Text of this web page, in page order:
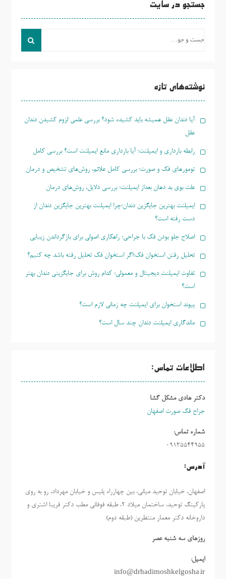
جستجو در سایت
نوشته‌های تازه
آیا دندان عقل همیشه باید کشیده شود؟ بررسی علمی لزوم کشیدن دندان
عقل
رابطه بارداری و ایمپلنت؛ آیا بارداری مانع ایمپلنت است؟ بررسی کامل
تومورهای فک و صورت؛ بررسی کامل علائم، روش‌های تشخیص و درمان
علت بوی بد دهان بعداز ایمپلنت؛ بررسی دلایل، روش‌های درمان
ایمپلنت بهترین جایگزین دندان؛چرا ایمپلنت بهترین جایگزین دندان از
دست رفته است؟
اصلاح جلو بودن فک با جراحی؛ راهکاری اصولی برای بازگرداندن زیبایی
تحلیل رفتن استخوان فک؛اگر استخوان فک تحلیل رفته باشد چه کنیم؟
تفاوت ایمپلنت دیجیتال و معمولی؛ کدام روش برای جایگزینی دندان بهتر
است؟
پیوند استخوان برای ایمپلنت چه زمانی لازم است؟
ماندگاری ایمپلنت دندان چند سال است؟
اطلاعات تماس:
دکتر هادی مشکل گشا
جراح فک صورت اصفهان
شماره تماس:
09135544955
آدرس:
اصفهان، خیابان توحید میانی، بین چهارراه پلیس و خیابان مهرداد، رو به روی
پارکینگ توحید، ساختمان میلاد ٢، طبقه فوقانی مطب دکتر فریبا اشتری و
داروخانه دکتر معمار منتظرین (طبقه دوم)
روزهاي سه شنبه عصر
ایمیل:
info@drhadimoshkelgosha.ir